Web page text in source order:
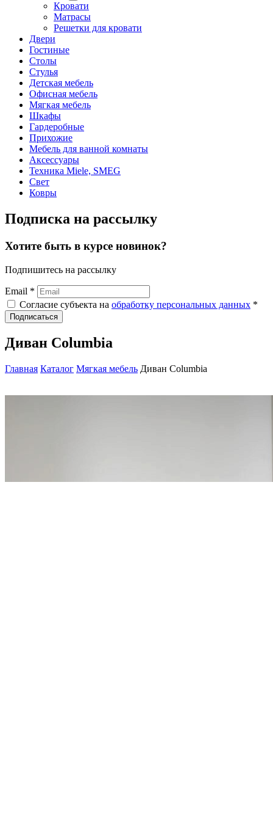
Кровати
Матрасы
Решетки для кровати
Двери
Гостиные
Столы
Стулья
Детская мебель
Офисная мебель
Мягкая мебель
Шкафы
Гардеробные
Прихожие
Мебель для ванной комнаты
Аксессуары
Техника Miele, SMEG
Свет
Ковры
Подписка на рассылку
Хотите быть в курсе новинок?
Подпишитесь на рассылку
Email *
Согласие субъекта на обработку персональных данных *
Подписаться
Диван Columbia
Главная Каталог Мягкая мебель Диван Columbia